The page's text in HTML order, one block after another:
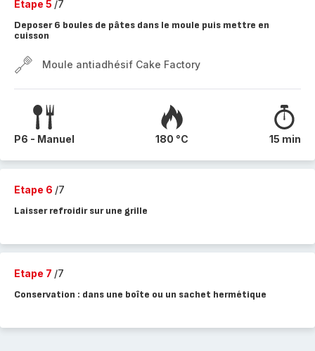
Etape 5 /7
Deposer 6 boules de pâtes dans le moule puis mettre en
cuisson
Moule antiadhésif Cake Factory
P6 - Manuel 180 °C 15 min
Etape 6 /7
Laisser refroidir sur une grille
Etape 7 /7
Conservation : dans une boîte ou un sachet hermétique